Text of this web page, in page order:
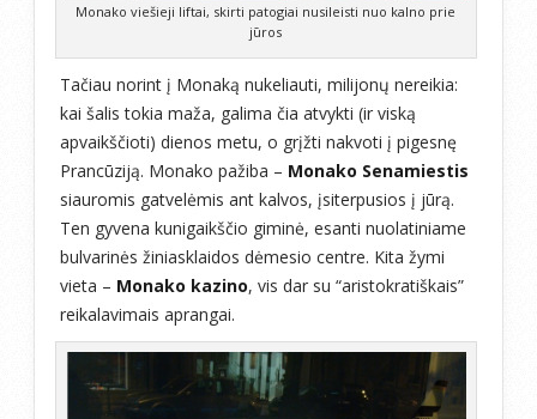
Monako viešieji liftai, skirti patogiai nusileisti nuo kalno prie
jūros
Tačiau norint į Monaką nukeliauti, milijonų nereikia:
kai šalis tokia maža, galima čia atvykti (ir viską
apvaikščioti) dienos metu, o grįžti nakvoti į pigesnę
Prancūziją. Monako pažiba – Monako Senamiestis
siauromis gatvelėmis ant kalvos, įsiterpusios į jūrą.
Ten gyvena kunigaikščio giminė, esanti nuolatiniame
bulvarinės žiniasklaidos dėmesio centre. Kita žymi
vieta – Monako kazino, vis dar su “aristokratiškais”
reikalavimais aprangai.